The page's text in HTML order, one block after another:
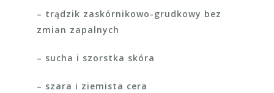
– trądzik zaskórnikowo-grudkowy bez
zmian zapalnych
– sucha i szorstka skóra
– szara i ziemista cera